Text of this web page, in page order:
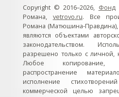
Copyright © 2016–2026, Фонд
Романа, vetrovo.ru. Все
Романа (Матюшина-
являются объектами
законодательством.
разрешено только с личной,
Любое копирование,
распространение
исполнение
коммерческой целью